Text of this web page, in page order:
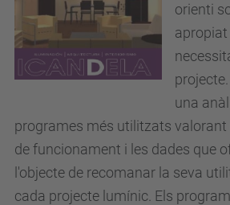
orienti
apropiat
una
programes més utilitzats valorant
de funcionament i les dades que
l'objecte de recomanar la seva
cada projecte lumínic. Els